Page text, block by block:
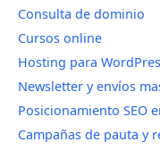
Consulta de dominio
Cursos online
Hosting para
Newsletter y envíos
Posicionamiento SEO
Campañas de pauta y